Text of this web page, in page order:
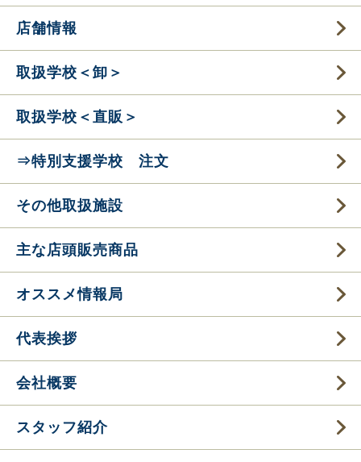
店舗情報
取扱学校＜卸＞
取扱学校＜直販＞
⇒特別支援学校 注文
その他取扱施設
主な店頭販売商品
オススメ情報局
代表挨拶
会社概要
スタッフ紹介